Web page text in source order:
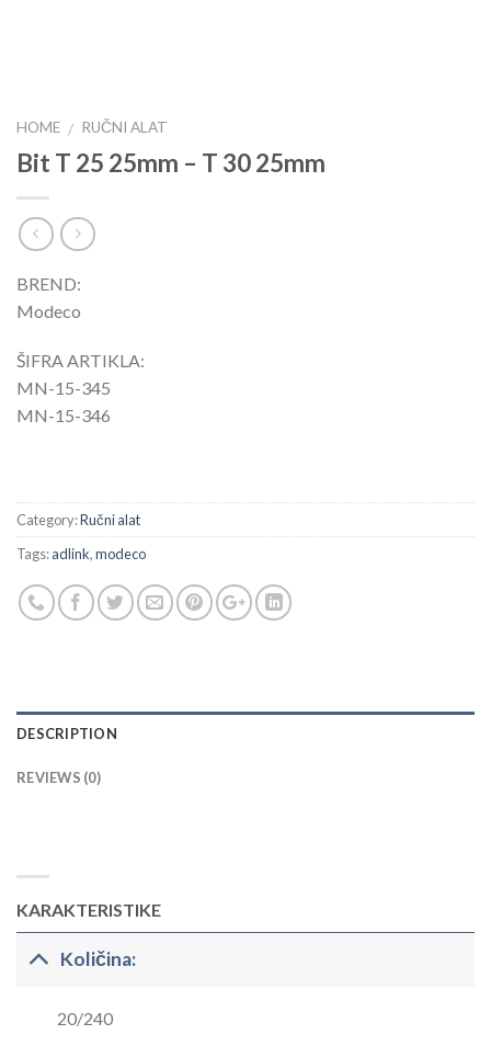
HOME / RUČNI ALAT
Bit T 25 25mm – T 30 25mm
BREND:
Modeco
ŠIFRA ARTIKLA:
MN-15-345
MN-15-346
Category:Ručni alat
Tags:adlink,modeco
DESCRIPTION
REVIEWS (0)
KARAKTERISTIKE
Količina:
20/240